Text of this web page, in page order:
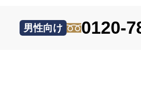
男性向け 0120-